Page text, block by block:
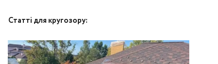
Статті для кругозору: